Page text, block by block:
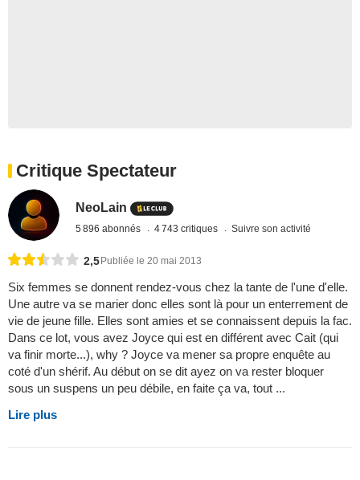
Critique Spectateur
NeoLain
5 896 abonnés 4 743 critiques Suivre son activité
2,5 Publiée le 20 mai 2013
Six femmes se donnent rendez-vous chez la tante de l'une d'elle.
Une autre va se marier donc elles sont là pour un enterrement de
vie de jeune fille. Elles sont amies et se connaissent depuis la fac.
Dans ce lot, vous avez Joyce qui est en différent avec Cait (qui
va finir morte...), why ? Joyce va mener sa propre enquête au
coté d'un shérif. Au début on se dit ayez on va rester bloquer
sous un suspens un peu débile, en faite ça va, tout ...
Lire plus